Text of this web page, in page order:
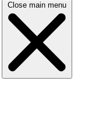
Close main menu